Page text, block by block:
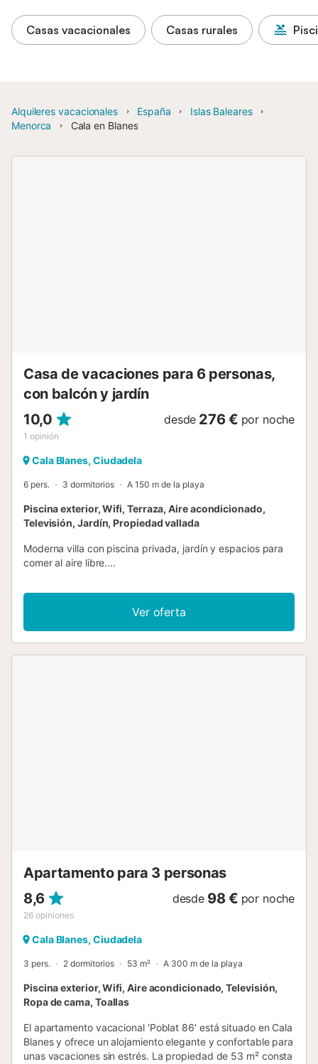
Casas vacacionales Casas rurales
Alquileres vacacionales España
Islas Baleares
Menorca
Cala en Blanes
Casa de vacaciones para 6 personas,
con balcón y jardín
10,0
1 opinión
desde 276 € por noche
Cala Blanes, Ciudadela
6 pers. 3 dormitorios A 150 m de la playa
Piscina exterior, Wifi, Terraza, Aire acondicionado,
Televisión, Jardín, Propiedad vallada
Moderna villa con piscina privada, jardín y espacios para
comer al aire libre....
Ver oferta
Apartamento para 3 personas
8,6
26 opiniones
desde 98 € por noche
Cala Blanes, Ciudadela
3 pers. 2 dormitorios 53 m² A 300 m de la playa
Piscina exterior, Wifi, Aire acondicionado, Televisión,
Ropa de cama, Toallas
El apartamento vacacional 'Poblat 86' está situado en Cala
Blanes y ofrece un alojamiento elegante y confortable para
unas vacaciones sin estrés. La propiedad de 53 m² consta